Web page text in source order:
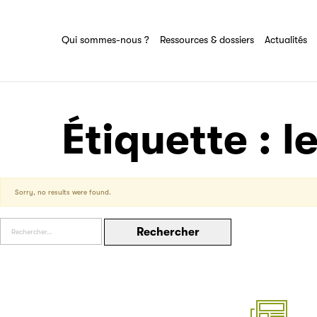
Qui sommes-nous ? Ressources & dossiers Actualités
d'expertise du groupe Sciences pour tous
Étiquette :
Sorry, no results were found.